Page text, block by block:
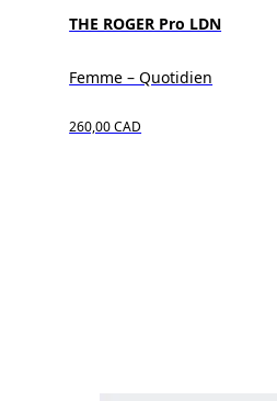
THE ROGER Pro LDN
Femme – Quotidien
260,00 CAD